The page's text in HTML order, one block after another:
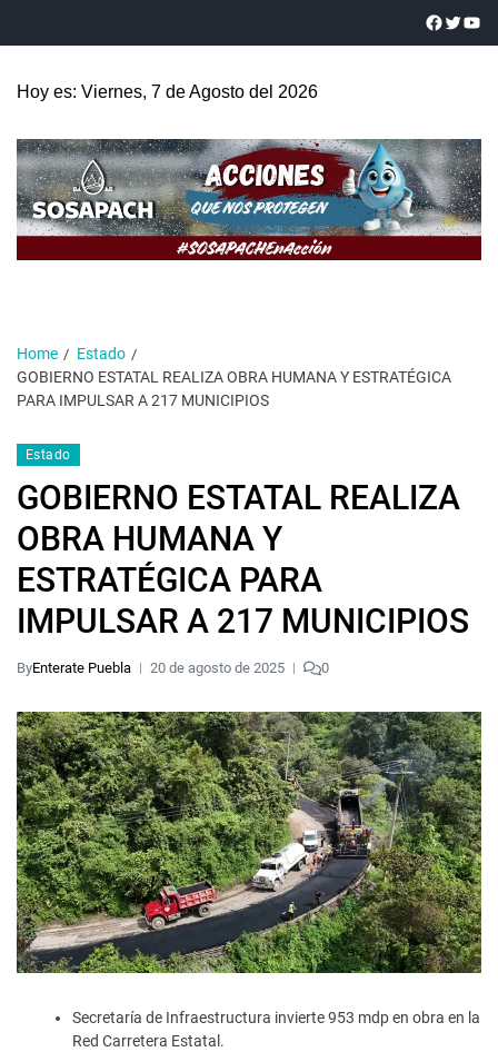
Hoy es: Viernes, 7 de Agosto del 2026
Home
Estado
GOBIERNO ESTATAL REALIZA OBRA HUMANA Y ESTRATÉGICA
PARA IMPULSAR A 217 MUNICIPIOS
Estado
GOBIERNO ESTATAL REALIZA
OBRA HUMANA Y
ESTRATÉGICA PARA
IMPULSAR A 217 MUNICIPIOS
ByEnterate Puebla 20 de agosto de 2025 0
Secretaría de Infraestructura invierte 953 mdp en obra en la
Red Carretera Estatal.